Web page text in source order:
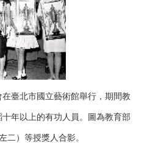
臺北市國立藝術館舉行，期間教
年以上的有功人員。圖為教育部
二）等授獎人合影。